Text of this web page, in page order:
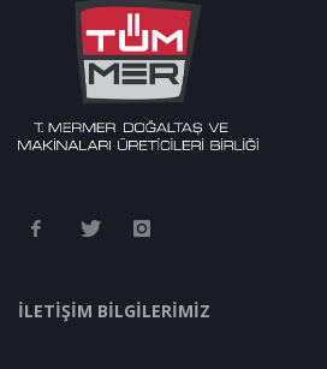
İLETİŞİM BİLGİLERİMİZ